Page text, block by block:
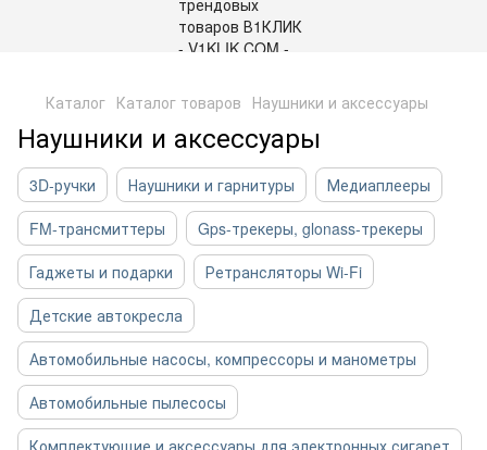
Каталог Каталог товаров Наушники и аксессуары
Наушники и аксессуары
3D-ручки Наушники и гарнитуры
Медиаплееры
FM-трансмиттеры
Gps-трекеры, glonass-трекеры
Гаджеты и подарки
Ретрансляторы Wi-Fi
Детские автокресла
Автомобильные насосы, компрессоры и манометры
Автомобильные пылесосы
Комплектующие и аксессуары для электронных сигарет